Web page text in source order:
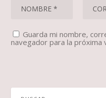
Guarda mi nombre,
navegador para la próxima